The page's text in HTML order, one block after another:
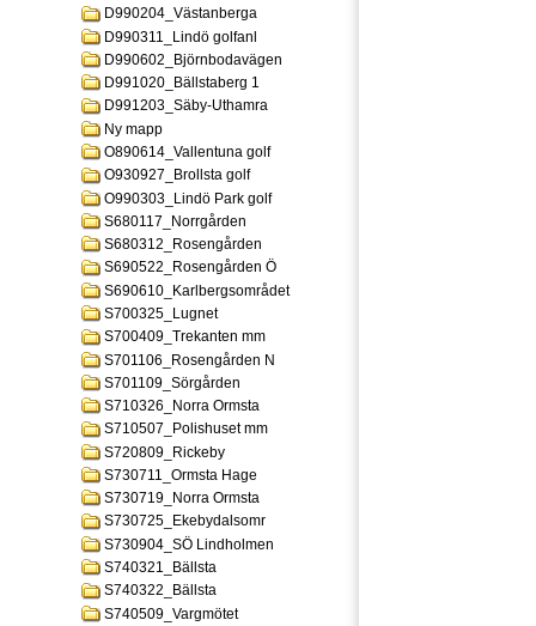
D990204_Västanberga
D990311_Lindö golfanl
D990602_Björnbodavägen
D991020_Bällstaberg 1
D991203_Säby-Uthamra
Ny mapp
O890614_Vallentuna golf
O930927_Brollsta golf
O990303_Lindö Park golf
S680117_Norrgården
S680312_Rosengården
S690522_Rosengården Ö
S690610_Karlbergsområdet
S700325_Lugnet
S700409_Trekanten mm
S701106_Rosengården N
S701109_Sörgården
S710326_Norra Ormsta
S710507_Polishuset mm
S720809_Rickeby
S730711_Ormsta Hage
S730719_Norra Ormsta
S730725_Ekebydalsomr
S730904_SÖ Lindholmen
S740321_Bällsta
S740322_Bällsta
S740509_Vargmötet